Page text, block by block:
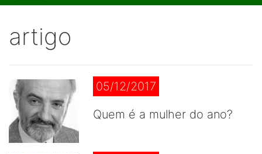
artigo
05/12/2017
Quem é a mulher do ano?